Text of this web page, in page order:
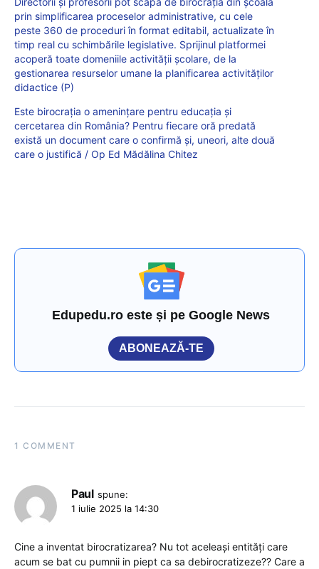
prin simplificarea proceselor administrative, cu cele
peste 360 de proceduri în format editabil, actualizate în
timp real cu schimbările legislative. Sprijinul platformei
acoperă toate domeniile activității școlare, de la
gestionarea resurselor umane la planificarea activităților
didactice (P)
Este birocrația o amenințare pentru educația și
cercetarea din România? Pentru fiecare oră predată
există un document care o confirmă și, uneori, alte două
care o justifică / Op Ed Mădălina Chitez
Edupedu.ro este și pe Google News
ABONEAZĂ-TE
1 COMMENT
Paul spune:
1 iulie 2025 la 14:30
Cine a inventat birocratizarea? Nu tot aceleași entități care
acum se bat cu pumnii in piept ca sa debirocratizeze?? Care a